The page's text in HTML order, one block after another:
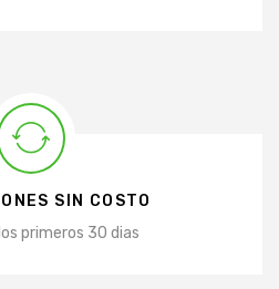
SIN COSTO
primeros 30 dias